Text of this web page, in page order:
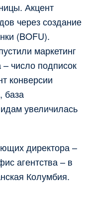
Акцент
через создание
(BOFU).
маркетинг
число подписок
конверсии
база
увеличилась
директора –
агентства – в
Колумбия.